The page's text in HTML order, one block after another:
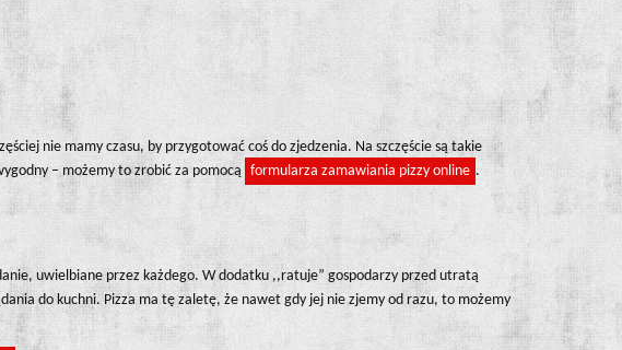
nie mamy czasu, by przygotować coś do zjedzenia. Na szczęście są takie
– możemy to zrobić za pomocą formularza zamawiania pizzy online .
uwielbiane przez każdego. W dodatku ,,ratuje” gospodarzy przed utratą
do kuchni. Pizza ma tę zaletę, że nawet gdy jej nie zjemy od razu, to możemy